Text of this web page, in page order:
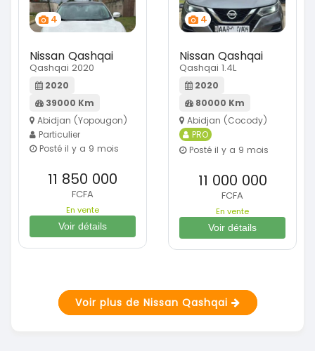
4
Nissan Qashqai
Qashqai 2020
2020
39000 Km
Abidjan (Yopougon)
Particulier
Posté il y a 9 mois
11 850 000
FCFA
En vente
Voir détails
4
Nissan Qashqai
Qashqai 1.4L
2020
80000 Km
Abidjan (Cocody)
PRO
Posté il y a 9 mois
11 000 000
FCFA
En vente
Voir détails
Voir plus de Nissan Qashqai